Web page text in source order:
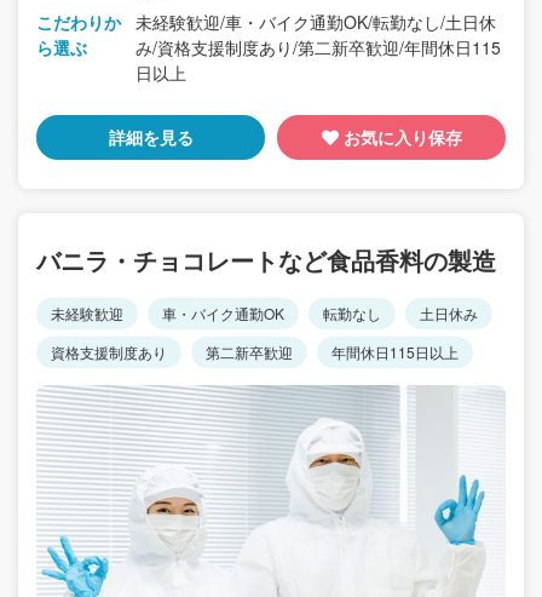
こだわりか
ら選ぶ
未経験歓迎/車・バイク通勤OK/転勤なし/土日休
み/資格支援制度あり/第二新卒歓迎/年間休日115
日以上
詳細を見る お気に入り保存
バニラ・チョコレートなど食品香料の製造
未経験歓迎 車・バイク通勤OK 転勤なし
土日休み
資格支援制度あり
第二新卒歓迎 年間休日115日以上